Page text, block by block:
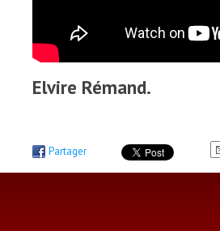
Elvire Rémand.
Partager